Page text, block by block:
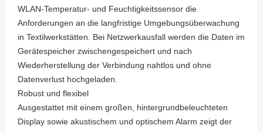
WLAN-Temperatur- und Feuchtigkeitssensor die
Anforderungen an die langfristige Umgebungsüberwachung
in Textilwerkstätten. Bei Netzwerkausfall werden die Daten im
Gerätespeicher zwischengespeichert und nach
Wiederherstellung der Verbindung nahtlos und ohne
Datenverlust hochgeladen.
Robust und flexibel
Ausgestattet mit einem großen, hintergrundbeleuchteten
Display sowie akustischem und optischem Alarm zeigt der